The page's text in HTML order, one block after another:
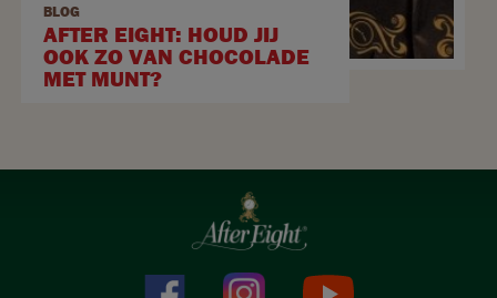
BLOG
AFTER EIGHT: HOUD JIJ
OOK ZO VAN CHOCOLADE
MET MUNT?